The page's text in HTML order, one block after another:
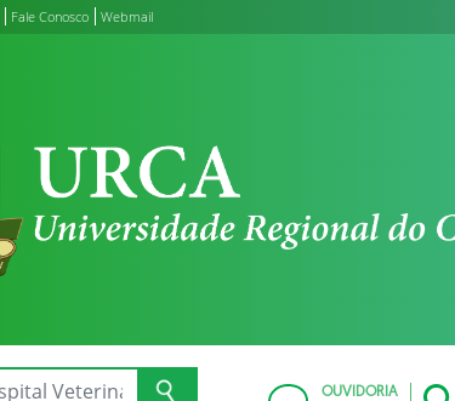
Fale Conosco Webmail
OUVIDORIA